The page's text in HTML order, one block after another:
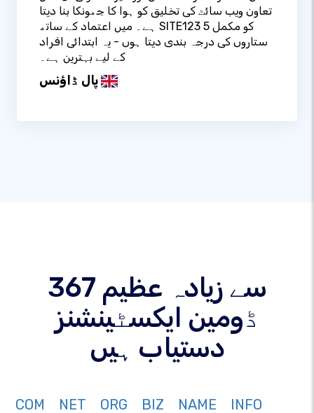
تعاون ویب سائٹ کی تخلیق کو ہوا کا جھونکا بنا دیتا
ہے۔ میں اعتماد کے ساتھ SITE123 کو مکمل 5
ستاروں کی درجہ بندی دیتا ہوں - یہ ابتدائی افراد
کے لیے بہترین ہے۔
پال ڈاؤنس
367 سے زیادہ عظیم
ڈومین ایکسٹینشنز
دستیاب ہیں
COM NET ORG BIZ NAME
INFO